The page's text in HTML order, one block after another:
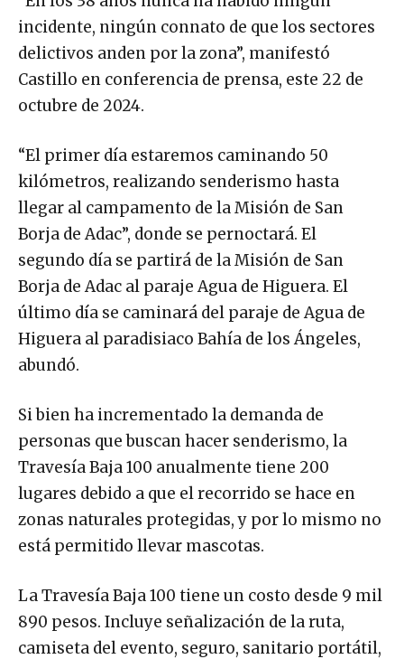
incidente, ningún connato de que los sectores
delictivos anden por la zona”, manifestó
Castillo en conferencia de prensa, este 22 de
octubre de 2024.
“El primer día estaremos caminando 50
kilómetros, realizando senderismo hasta
llegar al campamento de la Misión de San
Borja de Adac”, donde se pernoctará. El
segundo día se partirá de la Misión de San
Borja de Adac al paraje Agua de Higuera. El
último día se caminará del paraje de Agua de
Higuera al paradisiaco Bahía de los Ángeles,
abundó.
Si bien ha incrementado la demanda de
personas que buscan hacer senderismo, la
Travesía Baja 100 anualmente tiene 200
lugares debido a que el recorrido se hace en
zonas naturales protegidas, y por lo mismo no
está permitido llevar mascotas.
La Travesía Baja 100 tiene un costo desde 9 mil
890 pesos. Incluye señalización de la ruta,
camiseta del evento, seguro, sanitario portátil,